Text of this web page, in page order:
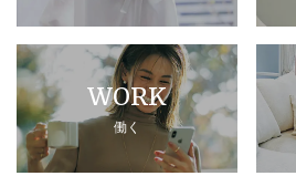
WORK
働く